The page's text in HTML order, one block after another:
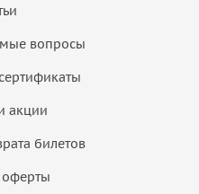
вопросы
акции
билетов